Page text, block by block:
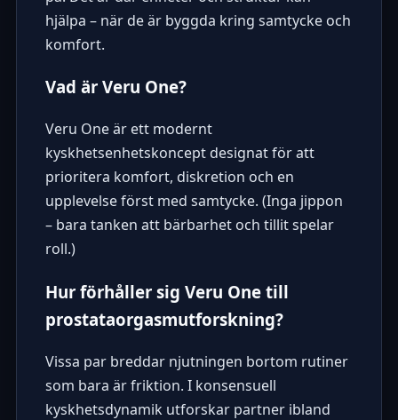
hjälpa – när de är byggda kring samtycke och
komfort.
Vad är Veru One?
Veru One är ett modernt
kyskhetsenhetskoncept designat för att
prioritera komfort, diskretion och en
upplevelse först med samtycke. (Inga jippon
– bara tanken att bärbarhet och tillit spelar
roll.)
Hur förhåller sig Veru One till
prostataorgasmutforskning?
Vissa par breddar njutningen bortom rutiner
som bara är friktion. I konsensuell
kyskhetsdynamik utforskar partner ibland